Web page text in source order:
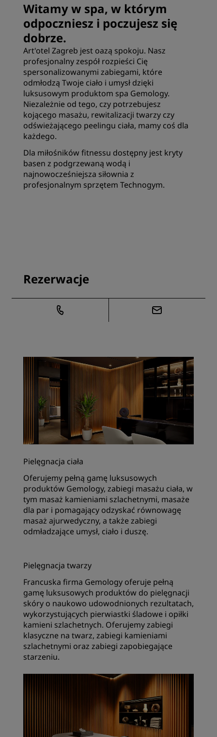
Witamy w spa, w którym
odpoczniesz i poczujesz się
dobrze.
Art'otel Zagreb jest oazą spokoju. Nasz
profesjonalny zespół rozpieści Cię
spersonalizowanymi zabiegami, które
odmłodzą Twoje ciało i umysł dzięki
luksusowym produktom spa Gemology.
Niezależnie od tego, czy potrzebujesz
kojącego masażu, rewitalizacji twarzy czy
odświeżającego peelingu ciała, mamy coś dla
każdego.
Dla miłośników fitnessu dostępny jest kryty
basen z podgrzewaną wodą i
najnowocześniejsza siłownia z
profesjonalnym sprzętem Technogym.
Rezerwacje
Pielęgnacja ciała
Oferujemy pełną gamę luksusowych
produktów Gemology, zabiegi masażu ciała, w
tym masaż kamieniami szlachetnymi, masaże
dla par i pomagający odzyskać równowagę
masaż ajurwedyczny, a także zabiegi
odmładzające umysł, ciało i duszę.
Pielęgnacja twarzy
Francuska firma Gemology oferuje pełną
gamę luksusowych produktów do pielęgnacji
skóry o naukowo udowodnionych rezultatach,
wykorzystujących pierwiastki śladowe i opiłki
kamieni szlachetnych. Oferujemy zabiegi
klasyczne na twarz, zabiegi kamieniami
szlachetnymi oraz zabiegi zapobiegające
starzeniu.